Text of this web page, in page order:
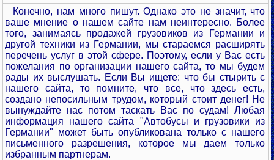
Конечно, нам много пишут. Однако это не значит, что
ваше мнение о нашем сайте нам неинтересно. Более
того, занимаясь продажей грузовиков из Германии и
другой техники из Германии, мы стараемся расширять
перечень услуг в этой сфере. Поэтому, если у Вас есть
пожелания по организации нашего сайта, то мы будем
рады их выслушать. Если Вы ищете: что бы стырить с
нашего сайта, то помните, что все, что здесь есть,
создано непосильным трудом, который стоит денег! Не
вынуждайте нас потом таскать Вас по судам! Любая
информация нашего сайта "Автобусы и грузовики из
Германии" может быть опубликована только с нашего
письменного разрешения, которое мы даем только
избранным партнерам.